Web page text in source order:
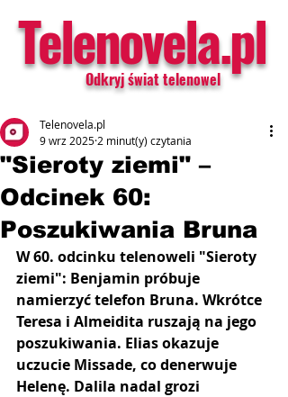
Telenovela.pl
Odkryj świat telenowel
"Sieroty ziemi" –
Odcinek 60:
Poszukiwania Bruna
Telenovela.pl
9 wrz 2025 2 minut(y) czytania
W 60. odcinku telenoweli "Sieroty
ziemi": Benjamin próbuje
namierzyć telefon Bruna. Wkrótce
Teresa i Almeidita ruszają na jego
poszukiwania. Elias okazuje
uczucie Missade, co denerwuje
Helenę. Dalila nadal grozi